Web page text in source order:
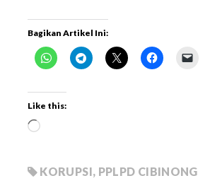
Bagikan Artikel Ini:
Like this:
KORUPSI, PPLPD CIBINONG